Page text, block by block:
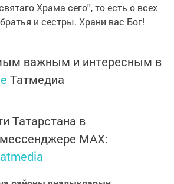
Храма сего'', то есть о всех
и сестры. Храни вас Бог!
важным и интересным в
Татмедиа
Татарстана в
MАХ: